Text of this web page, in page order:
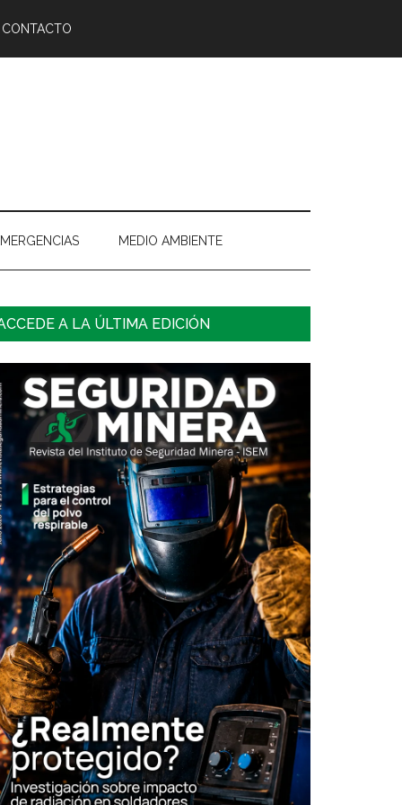
CONTACTO
MEDIO AMBIENTE
A LA ÚLTIMA EDICIÓN